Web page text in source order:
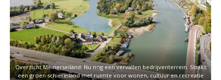
Overzicht Meinerseiland: Nu nog een vervallen bedrijventerrein. Straks
een groen schiereiland met ruimte voor wonen, cultuur en recreatie